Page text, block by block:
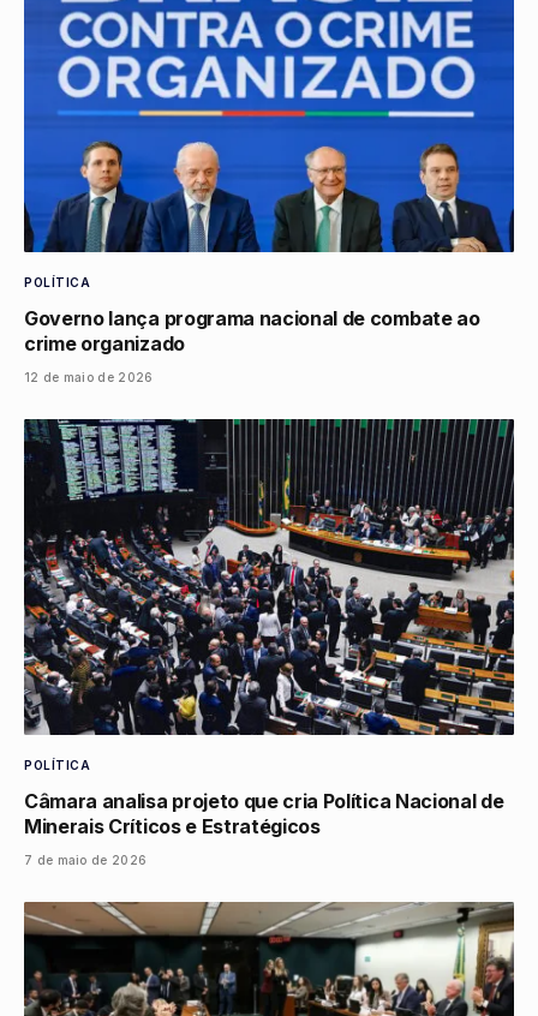
POLÍTICA
Governo lança programa nacional de combate ao
crime organizado
12 de maio de 2026
POLÍTICA
Câmara analisa projeto que cria Política Nacional de
Minerais Críticos e Estratégicos
7 de maio de 2026